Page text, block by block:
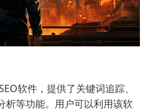
软件，提供了关键词追踪、
析等功能。用户可以利用该软